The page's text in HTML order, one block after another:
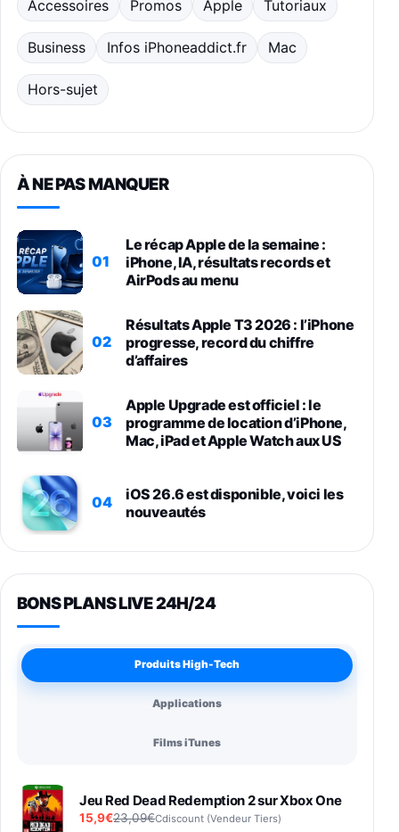
Accessoires Promos Apple Tutoriaux
Business Infos iPhoneaddict.fr Mac
Hors-sujet
À NE PAS MANQUER
01
Le récap Apple de la semaine :
iPhone, IA, résultats records et
AirPods au menu
02
Résultats Apple T3 2026 : l’iPhone
progresse, record du chiffre
d’affaires
03
Apple Upgrade est officiel : le
programme de location d’iPhone,
Mac, iPad et Apple Watch aux US
04
iOS 26.6 est disponible, voici les
nouveautés
BONS PLANS LIVE 24H/24
Produits High-Tech
Applications
Films iTunes
Jeu Red Dead Redemption 2 sur Xbox One
15,9€23,09€Cdiscount (Vendeur Tiers)